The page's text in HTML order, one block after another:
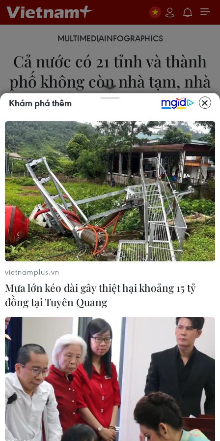
MULTIMEDIAINFOGRAPHICS
Cả nước có 21 tỉnh và thành
phố không còn nhà tạm, nhà
dột nát
09/06/2025 08:52
Đến hết ngày 7/6/2025, Hà Nội, Thành phố Hồ
Chí Minh và 19 địa phương khác đã xóa bỏ nhà
tạm, nhà dột nát, quyết tâm đến tháng 10/2025 cơ
bản hoàn thành mục tiêu xóa nhà tạm, nhà dột
nát trên cả nước.
Khám phá thêm
vietnamplus.vn
Mưa lớn kéo dài gây thiệt hại khoảng 15 tỷ
đồng tại Tuyên Quang